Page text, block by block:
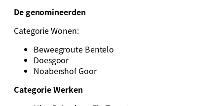
De genomineerden
Categorie Wonen:
Beweegroute Bentelo
Doesgoor
Noabershof Goor
Categorie Werken